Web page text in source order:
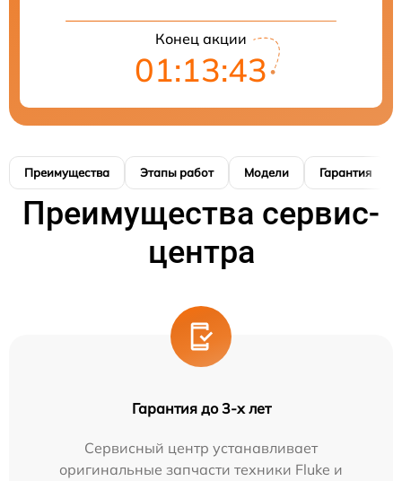
Конец акции
01:13:42
Преимущества Этапы работ Модели Гарантия
Преимущества сервис-
центра
Гарантия до 3-х лет
Сервисный центр устанавливает
оригинальные запчасти техники Fluke и